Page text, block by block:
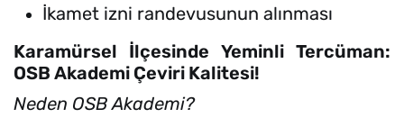
İkamet izni randevusunun alınması
Karamürsel İlçesinde Yeminli Tercüman:
OSB Akademi Çeviri Kalitesi!
Neden OSB Akademi?